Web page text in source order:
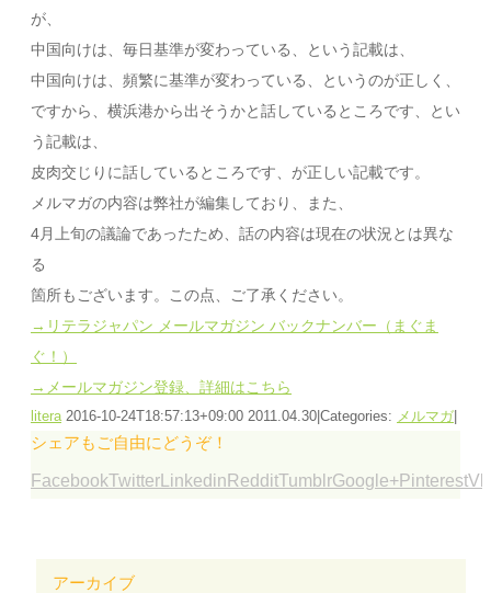
が、
中国向けは、毎日基準が変わっている、という記載は、
中国向けは、頻繁に基準が変わっている、というのが正しく、
ですから、横浜港から出そうかと話しているところです、とい
う記載は、
皮肉交じりに話しているところです、が正しい記載です。
メルマガの内容は弊社が編集しており、また、
4月上旬の議論であったため、話の内容は現在の状況とは異な
る
箇所もございます。この点、ご了承ください。
→リテラジャパン メールマガジン バックナンバー（まぐま
ぐ！）
→メールマガジン登録、詳細はこちら
litera 2016-10-24T18:57:13+09:00 2011.04.30 Categories: メルマガ
シェアもご自由にどうぞ！
FacebookTwitter Linkedin RedditTumblrGoogle+PinterestVk
アーカイブ